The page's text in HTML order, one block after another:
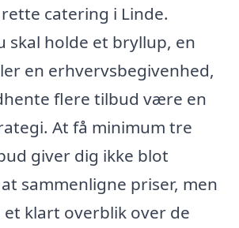
catering i Linde.
skal holde et bryllup, en
en erhvervsbegivenhed,
flere tilbud være en
At få minimum tre
giver dig ikke blot
sammenligne priser, men
klart overblik over de